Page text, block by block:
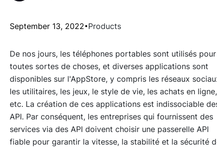
September 13, 2022 Products
De nos jours, les téléphones portables sont utilisés pour
toutes sortes de choses, et diverses applications sont
disponibles sur l'AppStore, y compris les réseaux
les utilitaires, les jeux, le style de vie, les achats en ligne,
etc. La création de ces applications est indissociable
API. Par conséquent, les entreprises qui fournissent des
services via des API doivent choisir une passerelle API
fiable pour garantir la vitesse, la stabilité et la sécurité